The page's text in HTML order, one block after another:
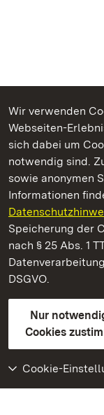
Wir verwenden
Webseiten-
sich dabei um
notwendig sind.
sowie anonymen
Informationen
Speicherung der
nach § 25 Abs. 1
DSGVO.
Nur
Cookies
Cookie-
Kommen.
Staatliche Schlösser
Staatliche
Kontakt
Gebärdensprache
Erklärung zur
BITV-konform
Weiteres